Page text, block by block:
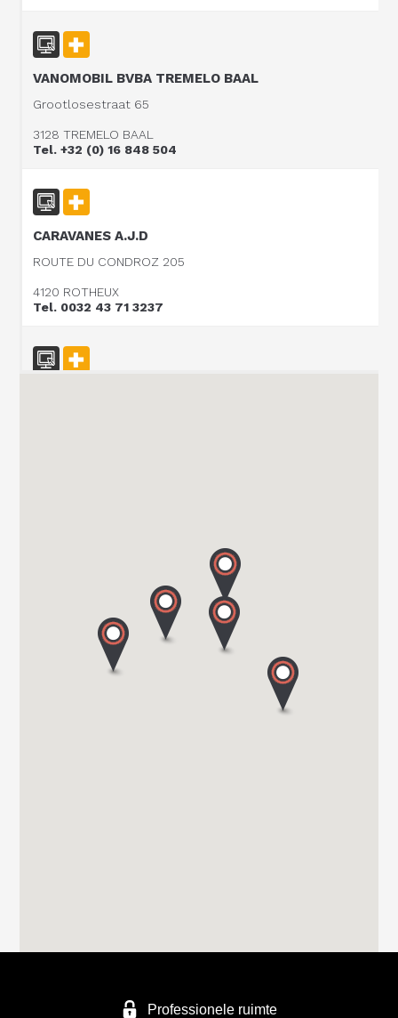
VANOMOBIL BVBA TREMELO BAAL
Grootlosestraat 65
3128 TREMELO BAAL
Tel. +32 (0) 16 848 504
CARAVANES A.J.D
ROUTE DU CONDROZ 205
4120 ROTHEUX
Tel. 0032 43 71 3237
WEBSITE - VANOMOBIL BVBA LOKEREN - NE PAS
9160 LOKEREN
Professionele ruimte